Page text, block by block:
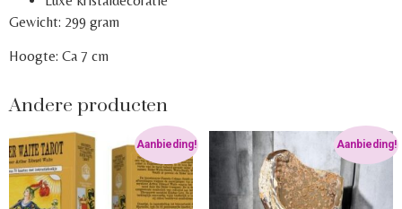
Gewicht: 299 gram
Hoogte: Ca 7 cm
Andere producten
Aanbieding! Aanbieding!